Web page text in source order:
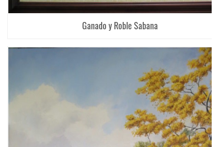
Ganado y Roble Sabana